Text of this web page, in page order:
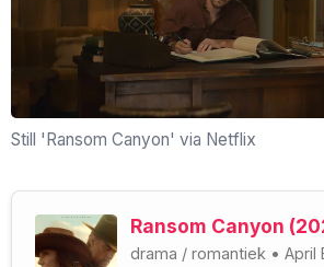
Still 'Ransom Canyon' via Netflix
Ransom Canyon
drama / romantiek • April